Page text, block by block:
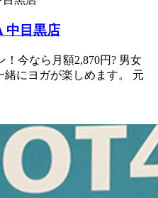
中目黒店
！今なら月額2,870円? 男女
にヨガが楽しめます。 元